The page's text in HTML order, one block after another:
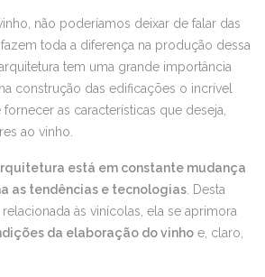
não poderíamos deixar de falar das
fazem toda a diferença na produção dessa
tem uma grande importância
construção das edificações o incrível
as características que deseja,
ao vinho.
está em constante mudança
as tendências e tecnologias . Desta
às vinícolas, ela se aprimora
da elaboração do vinho e, claro,